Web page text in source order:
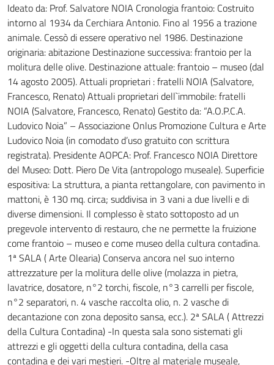
Ideato da: Prof. Salvatore NOIA Cronologia frantoio: Costruito
intorno al 1934 da Cerchiara Antonio. Fino al 1956 a trazione
animale. Cessò di essere operativo nel 1986. Destinazione
originaria: abitazione Destinazione successiva: frantoio per la
molitura delle olive. Destinazione attuale: frantoio – museo (dal
14 agosto 2005). Attuali proprietari : fratelli NOIA (Salvatore,
Francesco, Renato) Attuali proprietari dell`immobile: fratelli
NOIA (Salvatore, Francesco, Renato) Gestito da: “A.O.P.C.A.
Ludovico Noia” – Associazione Onlus Promozione Cultura e Arte
Ludovico Noia (in comodato d’uso gratuito con scrittura
registrata). Presidente AOPCA: Prof. Francesco NOIA Direttore
del Museo: Dott. Piero De Vita (antropologo museale). Superficie
espositiva: La struttura, a pianta rettangolare, con pavimento in
mattoni, è 130 mq. circa; suddivisa in 3 vani a due livelli e di
diverse dimensioni. Il complesso è stato sottoposto ad un
pregevole intervento di restauro, che ne permette la fruizione
come frantoio – museo e come museo della cultura contadina.
1ª SALA ( Arte Olearia) Conserva ancora nel suo interno
attrezzature per la molitura delle olive (molazza in pietra,
lavatrice, dosatore, n°2 torchi, fiscole, n°3 carrelli per fiscole,
n°2 separatori, n. 4 vasche raccolta olio, n. 2 vasche di
decantazione con zona deposito sansa, ecc.). 2ª SALA ( Attrezzi
della Cultura Contadina) -In questa sala sono sistemati gli
attrezzi e gli oggetti della cultura contadina, della casa
contadina e dei vari mestieri. -Oltre al materiale museale,